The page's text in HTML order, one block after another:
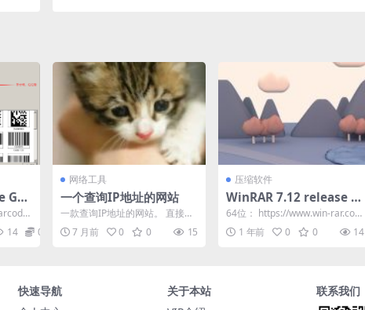
Ge
注
二
14 0
网络工具
一个查询IP地址的网站
一款查询IP地址的网站。 直接打
开即可查看到自己的IP地址，以
及IP地址的类型与...
7 月前 0 0 15
压缩软件
WinRAR 7.12 release 官
方正式版简体中文版商业
版
64位： https://www.win-rar.co
m/fileadmin/w...
1 年前 0 0 14
快速导航
关于本站
联系我们